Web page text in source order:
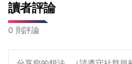
讀者評論
0 則評論